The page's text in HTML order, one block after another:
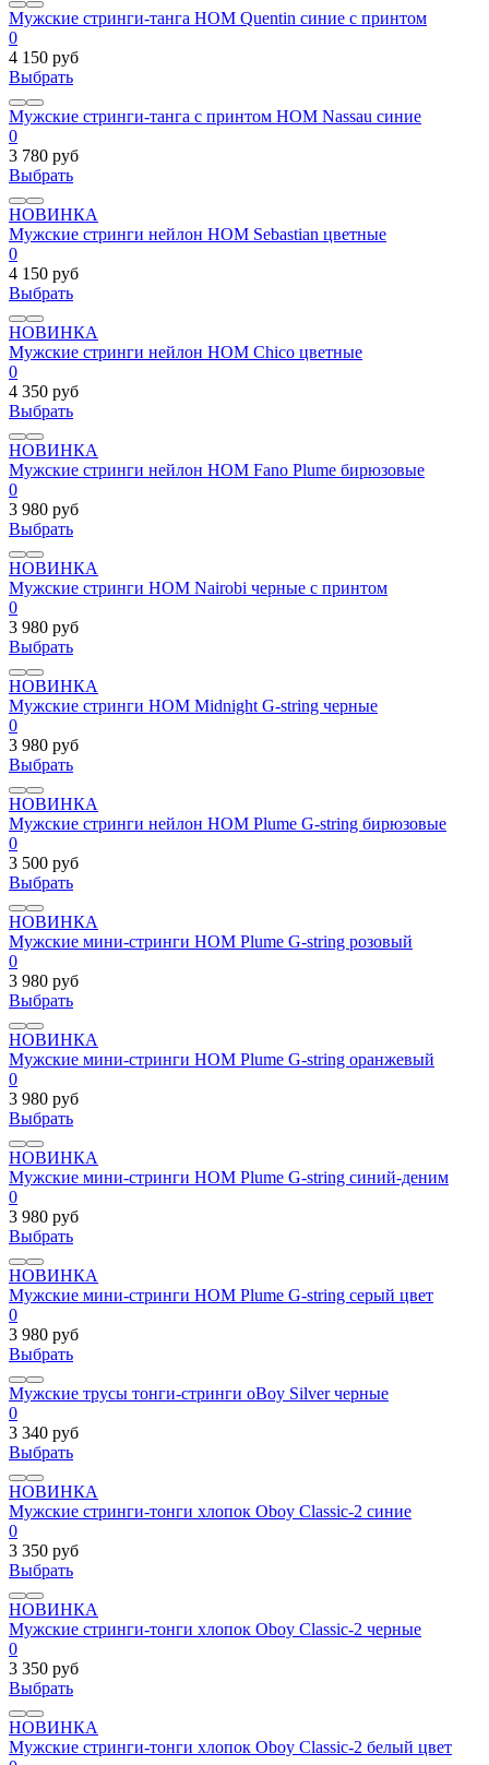
Мужские стринги-танга HOM Quentin синие с принтом
0
4 150 руб
Выбрать
Мужские стринги-танга с принтом HOM Nassau синие
0
3 780 руб
Выбрать
НОВИНКА
Мужские стринги нейлон HOM Sebastian цветные
0
4 150 руб
Выбрать
НОВИНКА
Мужские стринги нейлон HOM Chico цветные
0
4 350 руб
Выбрать
НОВИНКА
Мужские стринги нейлон HOM Fano Plume бирюзовые
0
3 980 руб
Выбрать
НОВИНКА
Мужские стринги HOM Nairobi черные с принтом
0
3 980 руб
Выбрать
НОВИНКА
Мужские стринги HOM Midnight G-string черные
0
3 980 руб
Выбрать
НОВИНКА
Мужские стринги нейлон HOM Plume G-string бирюзовые
0
3 500 руб
Выбрать
НОВИНКА
Мужские мини-стринги HOM Plume G-string розовый
0
3 980 руб
Выбрать
НОВИНКА
Мужские мини-стринги HOM Plume G-string оранжевый
0
3 980 руб
Выбрать
НОВИНКА
Мужские мини-стринги HOM Plume G-string синий-деним
0
3 980 руб
Выбрать
НОВИНКА
Мужские мини-стринги HOM Plume G-string серый цвет
0
3 980 руб
Выбрать
Мужские трусы тонги-стринги oBoy Silver черные
0
3 340 руб
Выбрать
НОВИНКА
Мужские стринги-тонги хлопок Oboy Classic-2 синие
0
3 350 руб
Выбрать
НОВИНКА
Мужские стринги-тонги хлопок Oboy Classic-2 черные
0
3 350 руб
Выбрать
НОВИНКА
Мужские стринги-тонги хлопок Oboy Classic-2 белый цвет